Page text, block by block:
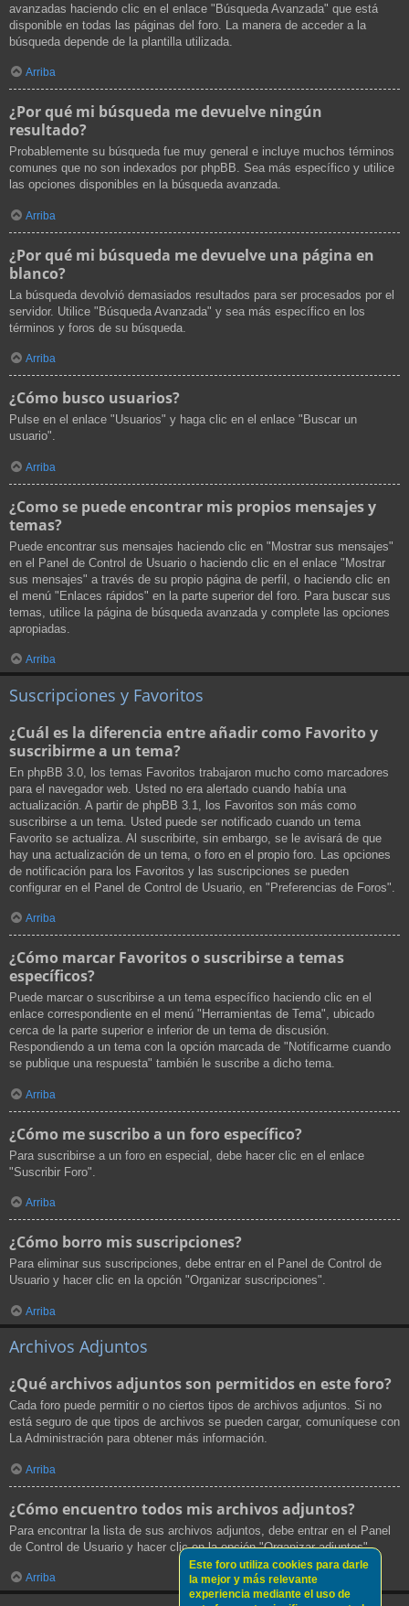
avanzadas haciendo clic en el enlace "Búsqueda Avanzada" que está
disponible en todas las páginas del foro. La manera de acceder a la
búsqueda depende de la plantilla utilizada.
Arriba
¿Por qué mi búsqueda me devuelve ningún
resultado?
Probablemente su búsqueda fue muy general e incluye muchos términos
comunes que no son indexados por phpBB. Sea más específico y utilice
las opciones disponibles en la búsqueda avanzada.
Arriba
¿Por qué mi búsqueda me devuelve una página en
blanco?
La búsqueda devolvió demasiados resultados para ser procesados por el
servidor. Utilice "Búsqueda Avanzada" y sea más específico en los
términos y foros de su búsqueda.
Arriba
¿Cómo busco usuarios?
Pulse en el enlace "Usuarios" y haga clic en el enlace "Buscar un
usuario".
Arriba
¿Como se puede encontrar mis propios mensajes y
temas?
Puede encontrar sus mensajes haciendo clic en "Mostrar sus mensajes"
en el Panel de Control de Usuario o haciendo clic en el enlace "Mostrar
sus mensajes" a través de su propio página de perfil, o haciendo clic en
el menú "Enlaces rápidos" en la parte superior del foro. Para buscar sus
temas, utilice la página de búsqueda avanzada y complete las opciones
apropiadas.
Arriba
Suscripciones y Favoritos
¿Cuál es la diferencia entre añadir como Favorito y
suscribirme a un tema?
En phpBB 3.0, los temas Favoritos trabajaron mucho como marcadores
para el navegador web. Usted no era alertado cuando había una
actualización. A partir de phpBB 3.1, los Favoritos son más como
suscribirse a un tema. Usted puede ser notificado cuando un tema
Favorito se actualiza. Al suscribirte, sin embargo, se le avisará de que
hay una actualización de un tema, o foro en el propio foro. Las opciones
de notificación para los Favoritos y las suscripciones se pueden
configurar en el Panel de Control de Usuario, en "Preferencias de Foros".
Arriba
¿Cómo marcar Favoritos o suscribirse a temas
específicos?
Puede marcar o suscribirse a un tema específico haciendo clic en el
enlace correspondiente en el menú "Herramientas de Tema", ubicado
cerca de la parte superior e inferior de un tema de discusión.
Respondiendo a un tema con la opción marcada de "Notificarme cuando
se publique una respuesta" también le suscribe a dicho tema.
Arriba
¿Cómo me suscribo a un foro específico?
Para suscribirse a un foro en especial, debe hacer clic en el enlace
"Suscribir Foro".
Arriba
¿Cómo borro mis suscripciones?
Para eliminar sus suscripciones, debe entrar en el Panel de Control de
Usuario y hacer clic en la opción "Organizar suscripciones".
Arriba
Archivos Adjuntos
¿Qué archivos adjuntos son permitidos en este foro?
Cada foro puede permitir o no ciertos tipos de archivos adjuntos. Si no
está seguro de que tipos de archivos se pueden cargar, comuníquese con
La Administración para obtener más información.
Arriba
¿Cómo encuentro todos mis archivos adjuntos?
Para encontrar la lista de sus archivos adjuntos, debe entrar en el Panel
de Control de Usuario y hacer clic en la opción "Organizar adjuntos".
Arriba
Este foro utiliza cookies para darle
la mejor y más relevante
experiencia mediante el uso de